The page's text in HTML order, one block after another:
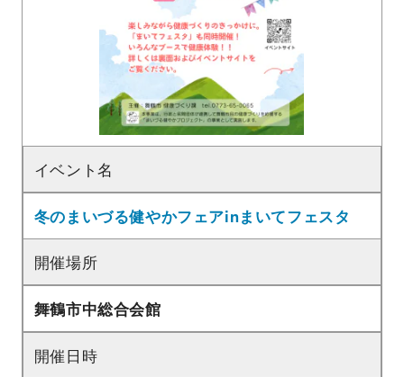
イベント名
冬のまいづる健やかフェアinまいてフェスタ
開催場所
舞鶴市中総合会館
開催日時